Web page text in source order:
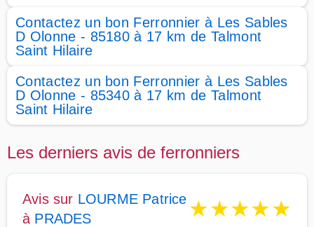
Contactez un bon Ferronnier à Les Sables
D Olonne - 85180 à 17 km de Talmont
Saint Hilaire
Contactez un bon Ferronnier à Les Sables
D Olonne - 85340 à 17 km de Talmont
Saint Hilaire
Les derniers avis de ferronniers
Avis sur LOURME Patrice
à PRADES ★★★★★